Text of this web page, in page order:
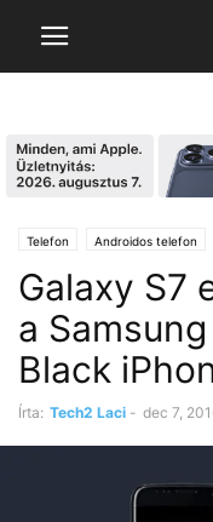
Telefon Androidos telefon
Galaxy S7
a
Black
Írta: Tech2 Laci - dec 7,